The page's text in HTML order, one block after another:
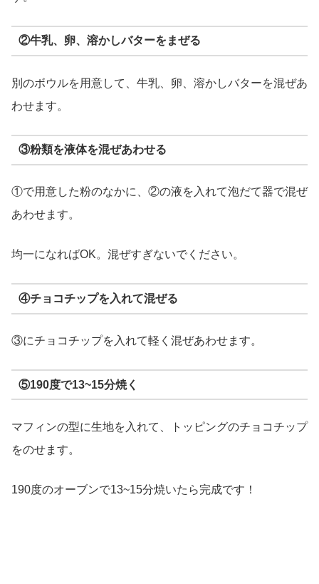
②牛乳、卵、溶かしバターをまぜる
別のボウルを用意して、牛乳、卵、溶かしバターを混ぜあ
わせます。
③粉類を液体を混ぜあわせる
①で用意した粉のなかに、②の液を入れて泡だて器で混ぜ
あわせます。
均一になればOK。混ぜすぎないでください。
④チョコチップを入れて混ぜる
③にチョコチップを入れて軽く混ぜあわせます。
⑤190度で13~15分焼く
マフィンの型に生地を入れて、トッピングのチョコチップ
をのせます。
190度のオーブンで13~15分焼いたら完成です！